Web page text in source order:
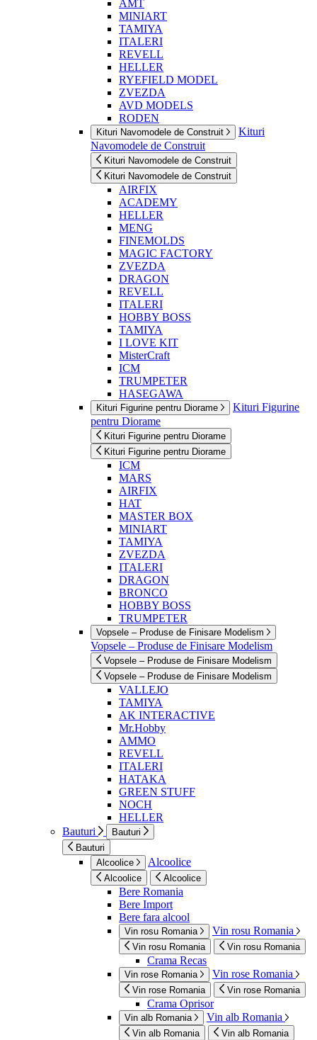
AMT
MINIART
TAMIYA
ITALERI
REVELL
HELLER
RYEFIELD MODEL
ZVEZDA
AVD MODELS
RODEN
Kituri Navomodele de Construit
Kituri
Navomodele de Construit
Kituri Navomodele de Construit
Kituri Navomodele de Construit
AIRFIX
ACADEMY
HELLER
MENG
FINEMOLDS
MAGIC FACTORY
ZVEZDA
DRAGON
REVELL
ITALERI
HOBBY BOSS
TAMIYA
I LOVE KIT
MisterCraft
ICM
TRUMPETER
HASEGAWA
Kituri Figurine pentru Diorame
Kituri Figurine
pentru Diorame
Kituri Figurine pentru Diorame
Kituri Figurine pentru Diorame
ICM
MARS
AIRFIX
HAT
MASTER BOX
MINIART
TAMIYA
ZVEZDA
ITALERI
DRAGON
BRONCO
HOBBY BOSS
TRUMPETER
Vopsele – Produse de Finisare Modelism
Vopsele – Produse de Finisare Modelism
Vopsele – Produse de Finisare Modelism
Vopsele – Produse de Finisare Modelism
VALLEJO
TAMIYA
AK INTERACTIVE
Mr.Hobby
AMMO
REVELL
ITALERI
HATAKA
GREEN STUFF
NOCH
HELLER
Bauturi
Bauturi
Bauturi
Alcoolice
Alcoolice
Alcoolice Alcoolice
Bere Romania
Bere Import
Bere fara alcool
Vin rosu Romania Vin rosu Romania
Vin rosu Romania Vin rosu Romania
Crama Recas
Vin rose Romania Vin rose Romania
Vin rose Romania Vin rose Romania
Crama Oprisor
Vin alb Romania Vin alb Romania
Vin alb Romania Vin alb Romania